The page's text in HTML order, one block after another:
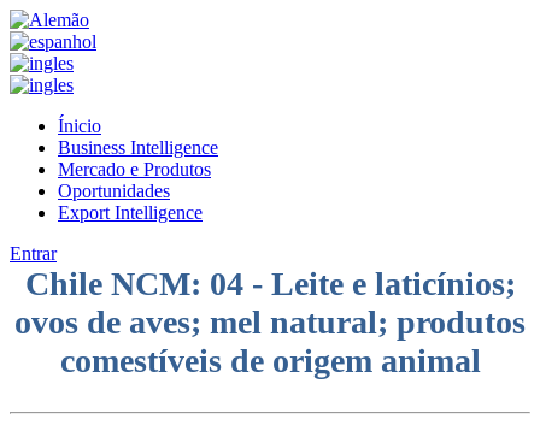
Ínicio
Business Intelligence
Mercado e Produtos
Oportunidades
Export Intelligence
Entrar
Chile NCM: 04 - Leite e laticínios;
ovos de aves; mel natural; produtos
comestíveis de origem animal